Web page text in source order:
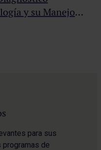
y su Manejo
para sus
de